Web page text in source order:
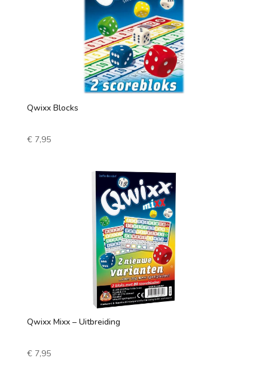
Qwixx Blocks
€7,95
Qwixx Mixx – Uitbreiding
€7,95